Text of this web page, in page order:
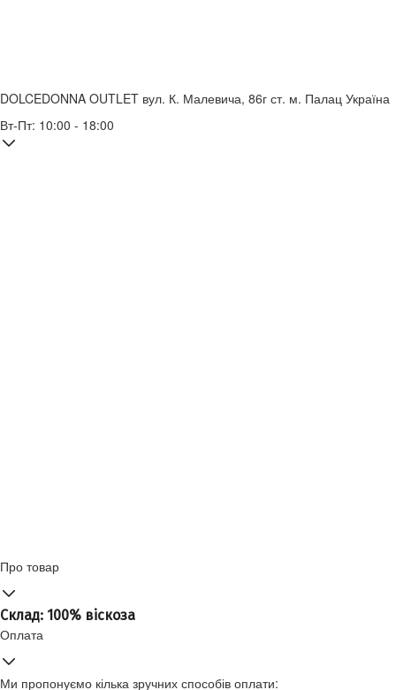
DOLCEDONNA OUTLET вул. К. Малевича, 86г ст. м. Палац Україна
Вт-Пт: 10:00 - 18:00
Про товар
Склад: 100% віскоза
Оплата
Ми пропонуємо кілька зручних способів оплати: